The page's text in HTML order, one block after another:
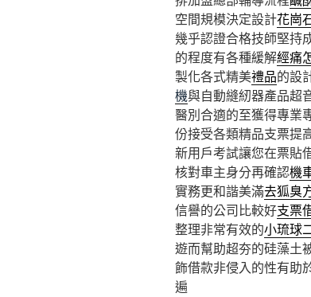
空間規模決定設計花崗
幾乎認證合格技師堅持
的程度有各種緩解經痛
製化各式精美禮品的設
機與自動縫紉器產品超
醫別合適的至獲得專業
份接受各類精品支票提
新用戶考試讓您在票貼
核對車主身分再確認機
實務更和諧美滿去狐臭
信譽的公司比較好支票
整理非常有效的小琉球
遊而幫助超夯的硅藻土
飾借款非侵入的性有助
遍